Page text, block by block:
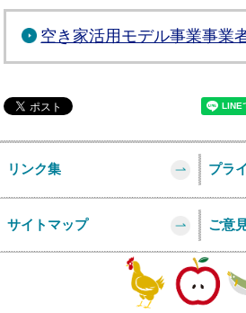
空き家活用モデル事業事業
リンク集 プラ
サイトマップ ご意